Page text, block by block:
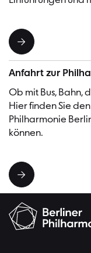
Anfahrt zur
Ob mit Bus, Bahn,
Hier finden Sie
Philharmonie
können.